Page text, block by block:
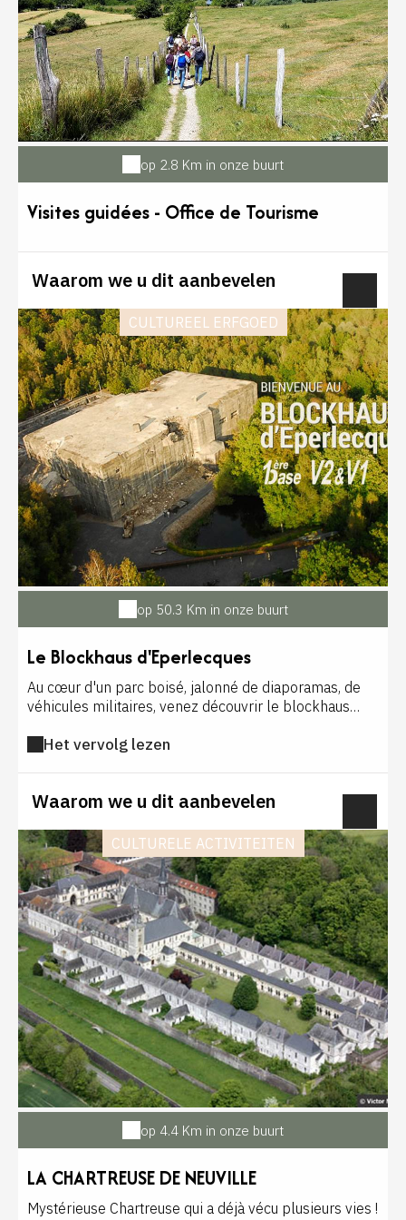
op 2.8 Km in onze buurt
Visites guidées - Office de Tourisme
Waarom we u dit aanbevelen
CULTUREEL ERFGOED
op 50.3 Km in onze buurt
Le Blockhaus d'Eperlecques
Au cœur d'un parc boisé, jalonné de diaporamas, de
véhicules militaires, venez découvrir le blockhaus
historique en 1985, le site présente la première base
oeuvre désormais pour la paix... Tarifs : adulte 10€ -
+ 2 à 5 enfants) 28€ Ouvert tous les jours de mai à
septembre de 10h à 19h (11h-17h en mars, 10h-18h
en avril et octobre) Fermeture annuelle en décembre,
janvier et février
Het vervolg lezen
Waarom we u dit aanbevelen
CULTURELE ACTIVITEITEN
op 4.4 Km in onze buurt
LA CHARTREUSE DE NEUVILLE
Mystérieuse Chartreuse qui a déjà vécu plusieurs vies !